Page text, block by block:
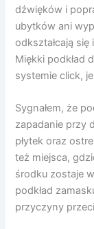
dźwięków i
ubytków ani
odkształcają
Miękki podkład
systemie click,
Sygnałem, że
zapadanie przy
płytek oraz
też miejsca,
środku zostaje
podkład
przyczyny